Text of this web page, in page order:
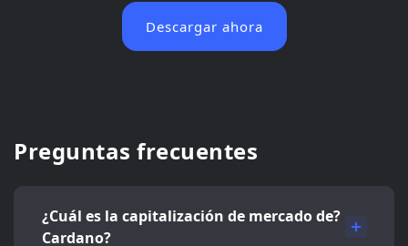
Descargar ahora
Preguntas frecuentes
¿Cuál es la capitalización de mercado de?
Cardano?